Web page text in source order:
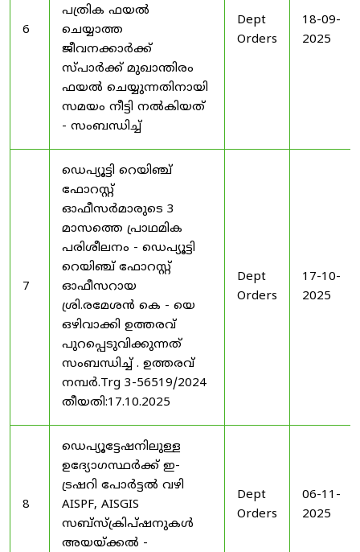
6
പത്രിക ഫയൽ
ചെയ്യാത്ത
ജീവനക്കാർക്ക്
സ്പാർക്ക് മുഖാന്തിരം
ഫയൽ ചെയ്യുന്നതിനായി
സമയം നീട്ടി നൽകിയത്
- സംബന്ധിച്ച്
Dept
Orders
18-09-
2025
7
ഡെപ്യൂട്ടി റെയിഞ്ച്
ഫോറസ്റ്റ്
ഓഫീസർമാരുടെ 3
മാസത്തെ പ്രാഥമിക
പരിശീലനം - ഡെപ്യൂട്ടി
റെയിഞ്ച് ഫോറസ്റ്റ്
ഓഫീസറായ
ശ്രി.രമേശൻ കെ - യെ
ഒഴിവാക്കി ഉത്തരവ്
പുറപ്പെടുവിക്കുന്നത്
സംബന്ധിച്ച് . ഉത്തരവ്
നമ്പർ.Trg 3-56519/2024
തീയതി:17.10.2025
Dept
Orders
17-10-
2025
8
ഡെപ്യൂട്ടേഷനിലുള്ള
ഉദ്യോഗസ്ഥർക്ക് ഇ-
ട്രഷറി പോർട്ടൽ വഴി
AISPF, AISGIS
സബ്‌സ്‌ക്രിപ്‌ഷനുകൾ
അയയ്ക്കൽ -
Dept
Orders
06-11-
2025